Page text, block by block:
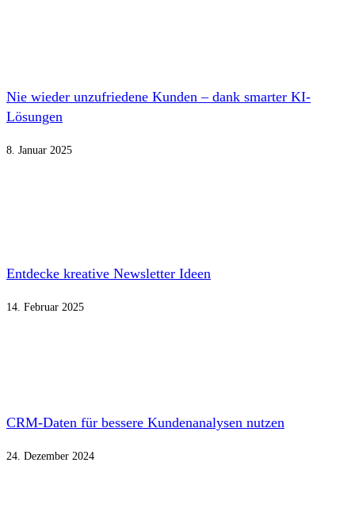
Nie wieder unzufriedene Kunden – dank smarter KI-
Lösungen
8. Januar 2025
Entdecke kreative Newsletter Ideen
14. Februar 2025
CRM-Daten für bessere Kundenanalysen nutzen
24. Dezember 2024